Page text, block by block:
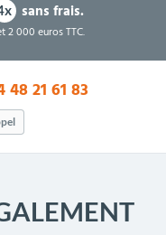
sans frais.
2 000 euros TTC.
48 21 61 83